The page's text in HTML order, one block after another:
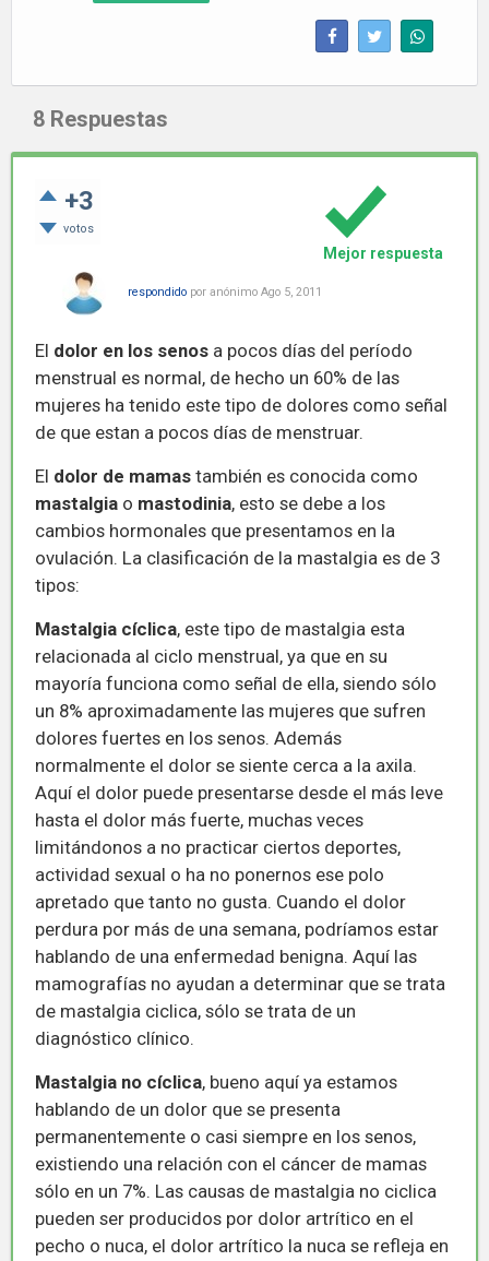
8 Respuestas
+3
votos
respondido por anónimo Ago 5, 2011
Mejor respuesta
El dolor en los senos a pocos días del período
menstrual es normal, de hecho un 60% de las
mujeres ha tenido este tipo de dolores como señal
de que estan a pocos días de menstruar.
El dolor de mamas también es conocida como
mastalgia o mastodinia, esto se debe a los
cambios hormonales que presentamos en la
ovulación. La clasificación de la mastalgia es de 3
tipos:
Mastalgia cíclica, este tipo de mastalgia esta
relacionada al ciclo menstrual, ya que en su
mayoría funciona como señal de ella, siendo sólo
un 8% aproximadamente las mujeres que sufren
dolores fuertes en los senos. Además
normalmente el dolor se siente cerca a la axila.
Aquí el dolor puede presentarse desde el más leve
hasta el dolor más fuerte, muchas veces
limitándonos a no practicar ciertos deportes,
actividad sexual o ha no ponernos ese polo
apretado que tanto no gusta. Cuando el dolor
perdura por más de una semana, podríamos estar
hablando de una enfermedad benigna. Aquí las
mamografías no ayudan a determinar que se trata
de mastalgia ciclica, sólo se trata de un
diagnóstico clínico.
Mastalgia no cíclica, bueno aquí ya estamos
hablando de un dolor que se presenta
permanentemente o casi siempre en los senos,
existiendo una relación con el cáncer de mamas
sólo en un 7%. Las causas de mastalgia no ciclica
pueden ser producidos por dolor artrítico en el
pecho o nuca, el dolor artrítico la nuca se refleja en